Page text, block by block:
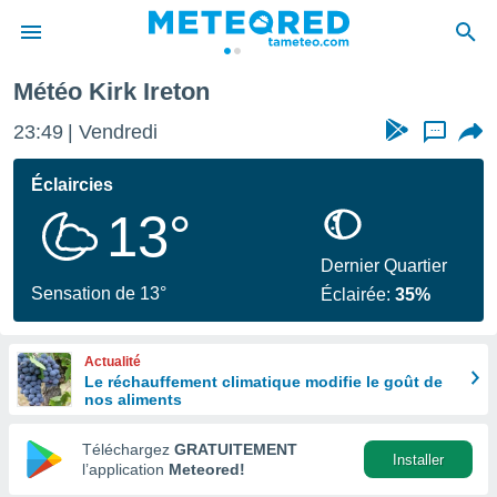
de
en
Météo Kirk Ireton
23:49 Vendredi ...
Éclaircies
13°
Sensation de 13°
Dernier Quartier
Éclairée:35%
Actualité
Le réchauffement climatique modifie le goût de
nos aliments
Téléchargez GRATUITEMENT
l’application Meteored!
Installer